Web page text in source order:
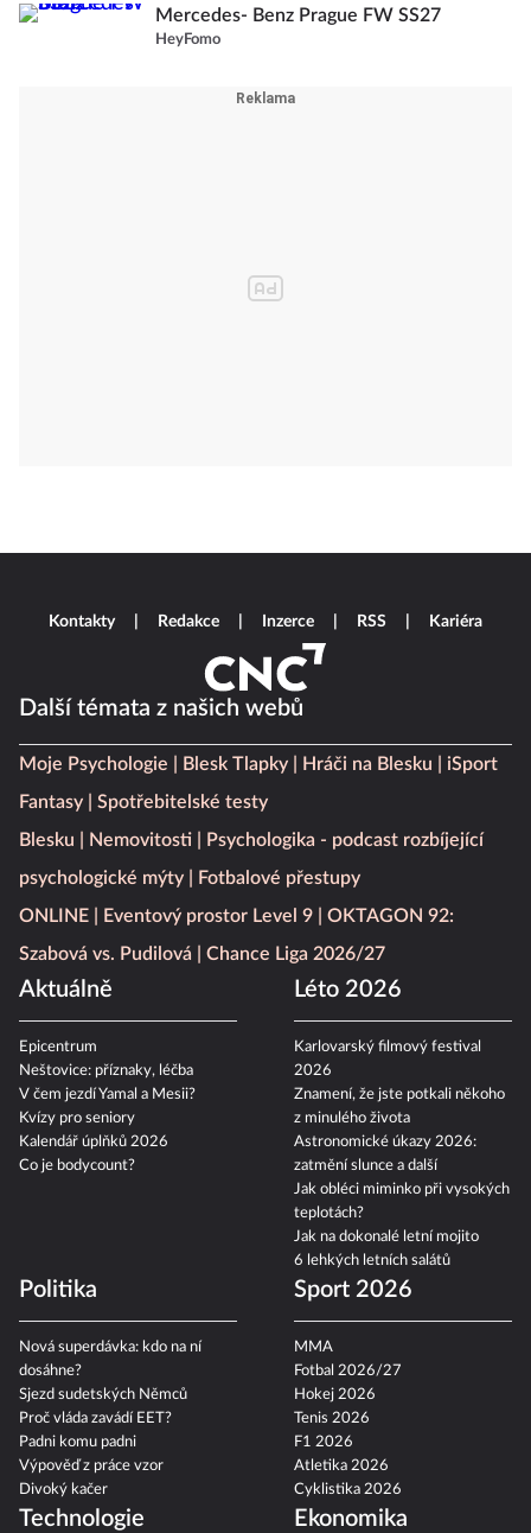
Mercedes- Benz Prague FW SS27
HeyFomo
Další témata z našich webů
Moje Psychologie Blesk Tlapky Hráči na Blesku
iSport
Fantasy
Spotřebitelské testy
Blesku
Nemovitosti
Psychologika - podcast rozbíjející
psychologické mýty
Fotbalové přestupy
ONLINE
Eventový prostor Level 9
OKTAGON 92:
Szabová vs. Pudilová
Chance Liga 2026/27
Aktuálně
Epicentrum
Neštovice: příznaky, léčba
V čem jezdí Yamal a Mesii?
Kvízy pro seniory
Kalendář úplňků 2026
Co je bodycount?
Léto 2026
Karlovarský filmový festival
2026
Znamení, že jste potkali někoho
z minulého života
Astronomické úkazy 2026:
zatmění slunce a další
Jak obléci miminko při vysokých
teplotách?
Jak na dokonalé letní mojito
6 lehkých letních salátů
Politika
Nová superdávka: kdo na ní
dosáhne?
Sjezd sudetských Němců
Proč vláda zavádí EET?
Padni komu padni
Výpověď z práce vzor
Divoký kačer
Sport 2026
MMA
Fotbal 2026/27
Hokej 2026
Tenis 2026
F1 2026
Atletika 2026
Cyklistika 2026
Technologie Ekonomika
Kontakty Redakce Inzerce RSS Kariéra